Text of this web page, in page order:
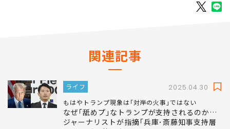
関連記事
ライフ 2025.04.30
もはやトランプ現象は｢対岸の火事｣ではない
なぜ｢舐めプ｣なトランプが支持されるのか…
ジャーナリストが指摘｢兵庫･斎藤知事支持層